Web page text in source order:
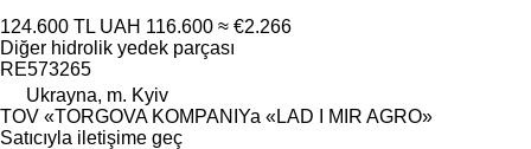
124.600 TL UAH 116.600 ≈ €2.266
Diğer hidrolik yedek parçası
RE573265
Ukrayna, m. Kyiv
TOV «TORGOVA KOMPANIYa «LAD I MIR AGRO»
Satıcıyla iletişime geç